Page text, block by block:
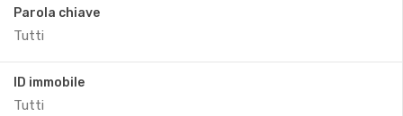
Parola chiave
ID immobile